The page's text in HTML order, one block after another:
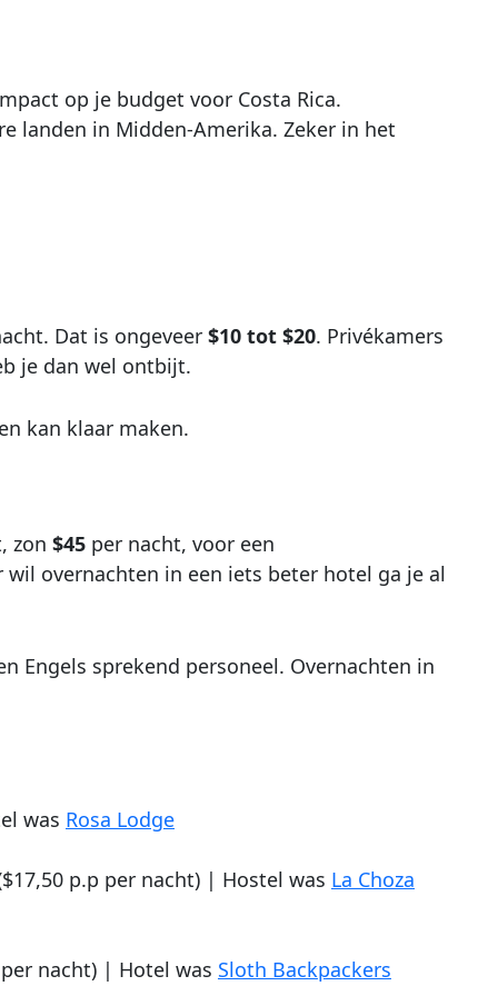
op je budget voor Costa Rica.
landen in Midden-Amerika. Zeker in het
Dat is ongeveer $10 tot $20. Privékamers
je dan wel ontbijt.
kan klaar maken.
zon $45 per nacht, voor een
overnachten in een iets beter hotel ga je al
Engels sprekend personeel. Overnachten in
was Rosa Lodge
p.p per nacht) | Hostel was La Choza
nacht) | Hotel was Sloth Backpackers